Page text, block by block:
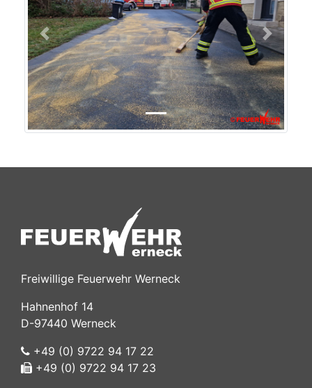
Previous Next
Freiwillige Feuerwehr Werneck
Hahnenhof 14
D-97440 Werneck
+49 (0) 9722 94 17 22
+49 (0) 9722 94 17 23